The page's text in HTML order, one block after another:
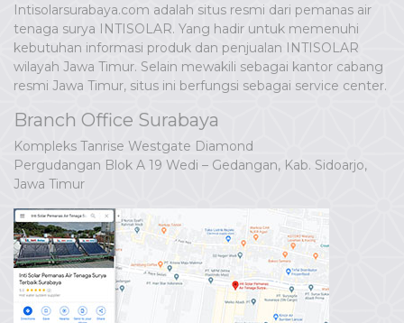
Intisolarsurabaya.com adalah situs resmi dari pemanas air
tenaga surya INTISOLAR. Yang hadir untuk memenuhi
kebutuhan informasi produk dan penjualan INTISOLAR
wilayah Jawa Timur. Selain mewakili sebagai kantor cabang
resmi Jawa Timur, situs ini berfungsi sebagai service center.
Branch Office Surabaya
Kompleks Tanrise Westgate Diamond
Pergudangan Blok A 19 Wedi – Gedangan, Kab. Sidoarjo,
Jawa Timur